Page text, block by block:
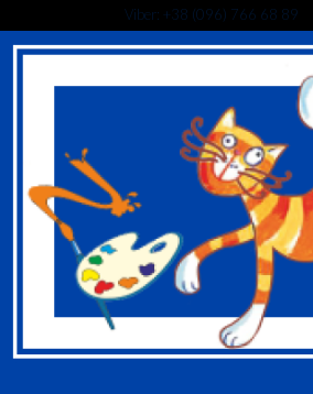
Viber: +38 (096) 766 68 89